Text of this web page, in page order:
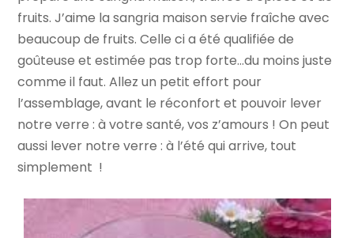
fruits. J’aime la sangria maison servie fraîche avec
beaucoup de fruits. Celle ci a été qualifiée de
goûteuse et estimée pas trop forte…du moins juste
comme il faut. Allez un petit effort pour
l’assemblage, avant le réconfort et pouvoir lever
notre verre : à votre santé, vos z’amours ! On peut
aussi lever notre verre : à l’été qui arrive, tout
simplement !